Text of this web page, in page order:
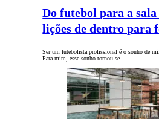
Do futebol para a sala
lições de dentro para
Ser um futebolista profissional é o sonho de
Para mim, esse sonho tornou-se…